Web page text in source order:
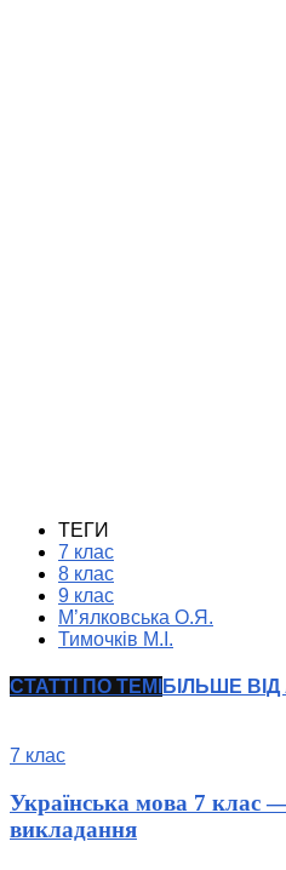
ТЕГИ
7 клас
8 клас
9 клас
М’ялковська О.Я.
Тимочків М.І.
СТАТТІ ПО ТЕМІ БІЛЬШЕ
7 клас
Українська мова 7 клас
викладання